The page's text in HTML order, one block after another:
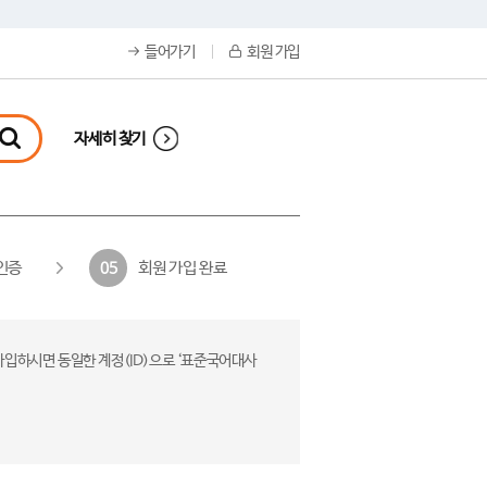
들어가기 회원 가입
자세히 찾기
증 05 회원 가입 완료
하시면 동일한 계정(ID)으로 ‘표준국어대사